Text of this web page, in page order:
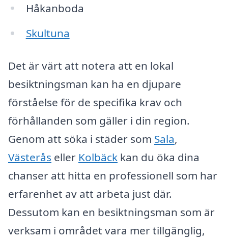
Håkanboda
Skultuna
Det är värt att notera att en lokal
besiktningsman kan ha en djupare
förståelse för de specifika krav och
förhållanden som gäller i din region.
Genom att söka i städer som Sala,
Västerås eller Kolbäck kan du öka dina
chanser att hitta en professionell som har
erfarenhet av att arbeta just där.
Dessutom kan en besiktningsman som är
verksam i området vara mer tillgänglig,